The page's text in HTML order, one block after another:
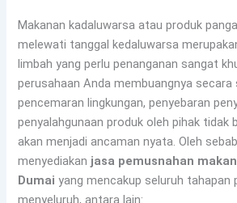
Makanan kadaluwarsa atau produk
melewati tanggal kedaluwarsa
limbah yang perlu penanganan sangat
perusahaan Anda membuangnya secara
pencemaran lingkungan, penyebaran
penyalahgunaan produk oleh pihak tidak
akan menjadi ancaman nyata. Oleh
menyediakan jasa pemusnahan
Dumai yang mencakup seluruh tahapan
menyeluruh, antara lain: